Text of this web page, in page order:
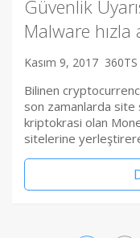
Güvenlik
Malware hızla
Kasım 9, 2017 360TS
Bilinen
son zamanlarda site
kriptokrasi olan
sitelerine